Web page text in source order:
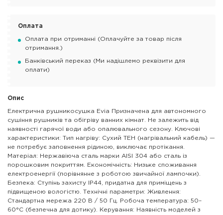
Оплата
Оплата при отриманні (Оплачуйте за товар після
отримання.)
Банківський переказ (Ми надішлемо реквізити для
оплати)
Опис
Електрична рушникосушка Evia Призначена для автономного
сушіння рушників та обігріву ванних кімнат. Не залежить від
наявності гарячої води або опалювального сезону. Ключові
характеристики: Тип нагріву: Сухий ТЕН (нагрівальний кабель) —
не потребує заповнення рідиною, виключає протікання.
Матеріал: Нержавіюча сталь марки AISI 304 або сталь із
порошковим покриттям. Економічність: Низьке споживання
електроенергії (порівнянне з роботою звичайної лампочки).
Безпека: Ступінь захисту IP44, придатна для приміщень з
підвищеною вологістю. Технічні параметри: Живлення:
Стандартна мережа 220 В / 50 Гц. Робоча температура: 50–
60°C (безпечна для дотику). Керування: Наявність моделей з